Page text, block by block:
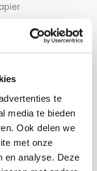
te
media te bieden
Ook delen we
met onze
en analyse. Deze
koffie, thee en
losse thee:
momenten voor